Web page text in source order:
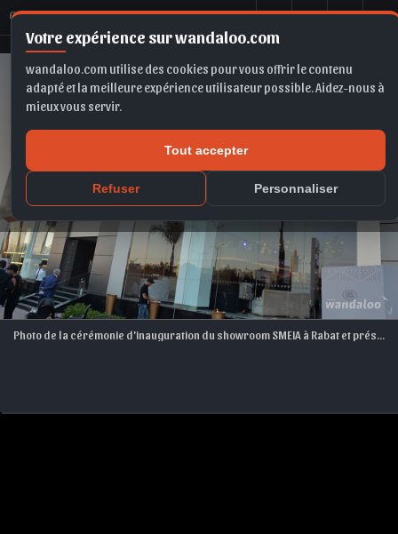
Votre expérience sur wandaloo.com
wandaloo.com utilise des cookies pour vous offrir le contenu
adapté et la meilleure expérience utilisateur possible. Aidez-nous à
mieux vous servir.
Tout accepter
Refuser Personnaliser
Cérémonie d'inauguration du showroom SMEIA à Rabat